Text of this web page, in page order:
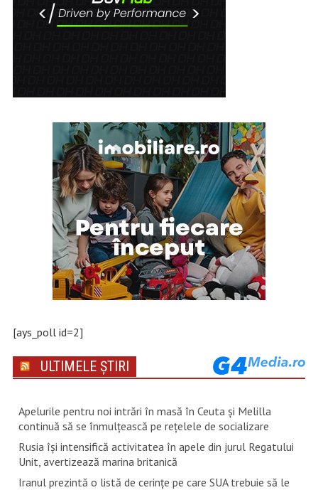
[ays_poll id=2]
ULTIMELE ȘTIRI
Apelurile pentru noi intrări în masă în Ceuta şi Melilla
continuă să se înmulţească pe reţelele de socializare
Rusia își intensifică activitatea în apele din jurul Regatului
Unit, avertizează marina britanică
Iranul prezintă o listă de cerinţe pe care SUA trebuie să le